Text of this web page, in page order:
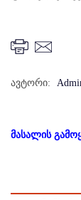
ავტორი:
მასალის